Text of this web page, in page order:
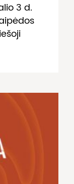
3 d.